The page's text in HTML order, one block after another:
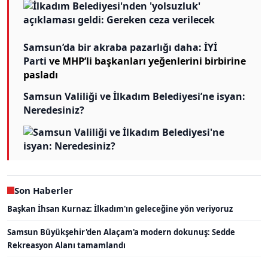
Samsun’da bir akraba pazarlığı daha: İYİ
Parti ve MHP’li başkanları yeğenlerini birbirine
pasladı
Samsun Valiliği ve İlkadım Belediyesi’ne isyan:
Neredesiniz?
Son Haberler
Başkan İhsan Kurnaz: İlkadım'ın geleceğine yön veriyoruz
Samsun Büyükşehir'den Alaçam'a modern dokunuş: Sedde
Rekreasyon Alanı tamamlandı